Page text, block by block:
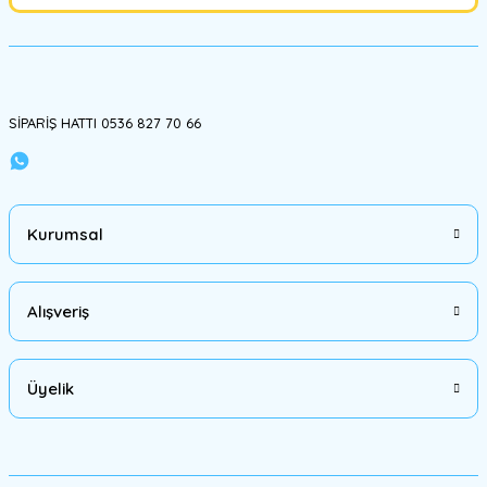
SİPARİŞ HATTI 0536 827 70 66
Kurumsal
Alışveriş
Üyelik